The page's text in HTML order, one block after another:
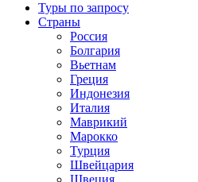
Туры по запросу
Страны
Россия
Болгария
Вьетнам
Греция
Индонезия
Италия
Маврикий
Марокко
Турция
Швейцария
Швеция